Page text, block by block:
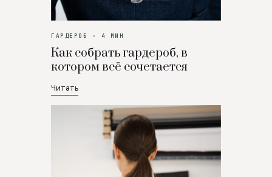
ГАРДЕРОБ · 4 МИН
Как собрать гардероб, в
котором всё сочетается
Читать